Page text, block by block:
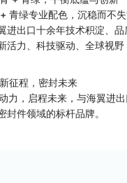
青绿专业配色，沉稳而不失
进出口十余年技术积淀、
活力、科技驱动、全球视
征程，密封未来
力，启程未来，与海翼进
封件领域的标杆品牌。